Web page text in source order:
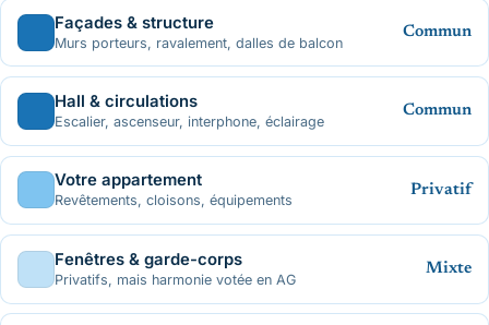
Façades & structure
Murs porteurs, ravalement, dalles de balcon
Commun
Hall & circulations
Escalier, ascenseur, interphone, éclairage
Commun
Votre appartement
Revêtements, cloisons, équipements
Privatif
Fenêtres & garde-corps
Privatifs, mais harmonie votée en AG
Mixte